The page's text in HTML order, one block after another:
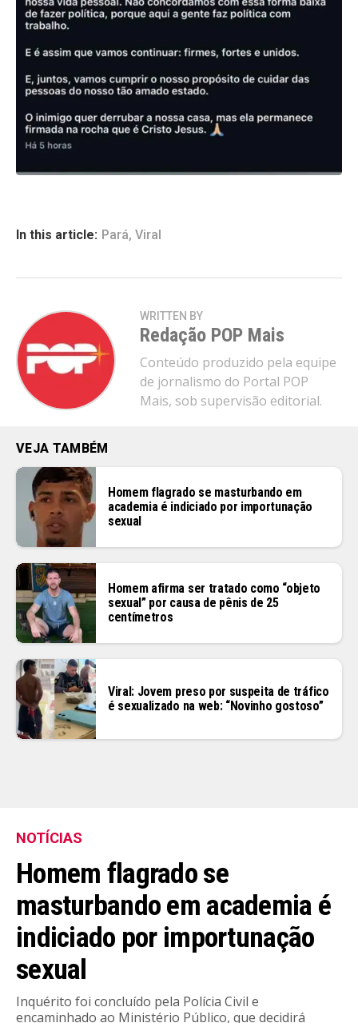
In this article: Pará, Viral
WRITTEN BY
Redação POP Mais
Conteúdo produzido pela equipe
de jornalismo do Portal POP
Mais, sob supervisão editorial.
VEJA TAMBÉM
Homem flagrado se masturbando em
academia é indiciado por importunação
sexual
Homem afirma ser tratado como “objeto
sexual” por causa de pênis de 25
centímetros
Viral: Jovem preso por suspeita de tráfico
é sexualizado na web: “Novinho gostoso”
NOTÍCIAS
Homem flagrado se
masturbando em academia é
indiciado por importunação
sexual
Inquérito foi concluído pela Polícia Civil e
encaminhado ao Ministério Público, que decidirá